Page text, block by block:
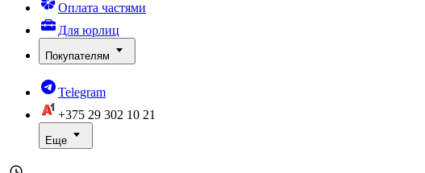
Оплата частями
Для юрлиц
Покупателям
Telegram
+375 29 302 10 21
Еще